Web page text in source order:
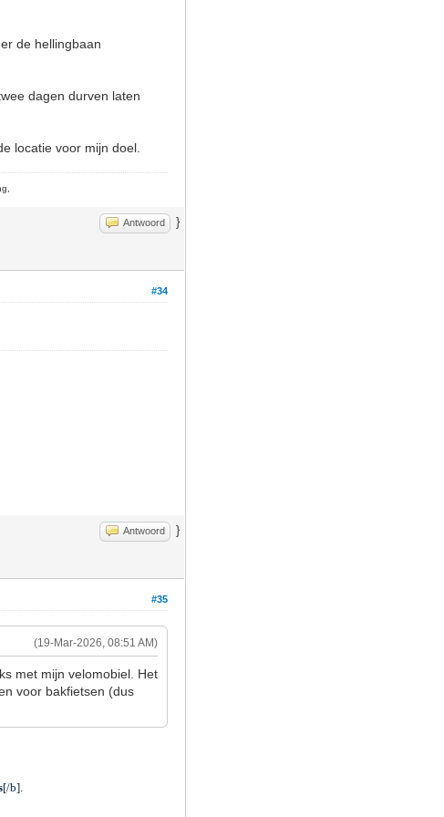
de hellingbaan
dagen durven laten
locatie voor mijn doel.
Antwoord }
#34
Antwoord }
#35
(19-Mar-2026, 08:51 AM)
met mijn velomobiel. Het
voor bakfietsen (dus
[/b].